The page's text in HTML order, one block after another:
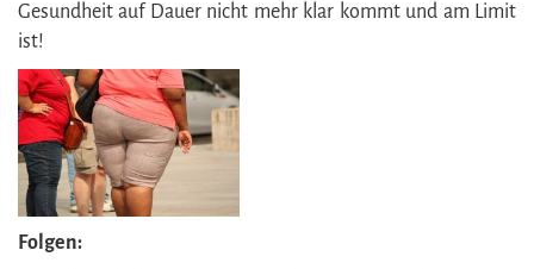
Gesundheit auf Dauer nicht mehr klar kommt und am Limit
ist!
Folgen: